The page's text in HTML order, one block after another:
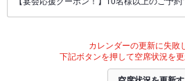
カレンダーの更新に失敗
下記ボタンを押して空席状況を更